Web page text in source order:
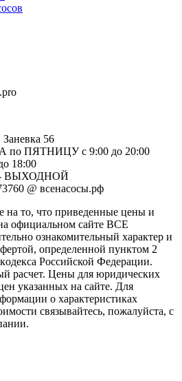
56
ПЯТНИЦУ с 9:00 до 20:00
18:00
ВЫХОДНОЙ
@ всенасосы.рф
то, что приведенные цены и
официальном сайте ВСЕ
ознакомительный характер и
опрeделенной пунктoм 2
Российской Федерации.
расчет. Цены для юридических
указанных на сайте. Для
о характеристиках
связывайтесь, пожалуйста, с